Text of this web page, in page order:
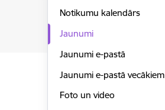
Notikumu kalendārs
Jaunumi
Jaunumi e-pastā
Jaunumi e-pastā vecākiem
Foto un video